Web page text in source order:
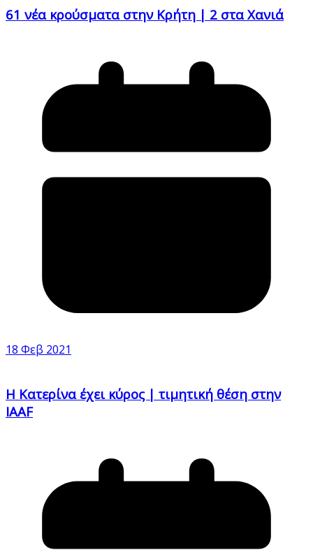
61 νέα κρούσματα στην Κρήτη | 2 στα Χανιά
18 Φεβ 2021
Η Κατερίνα έχει κύρος | τιμητική θέση στην
IAAF